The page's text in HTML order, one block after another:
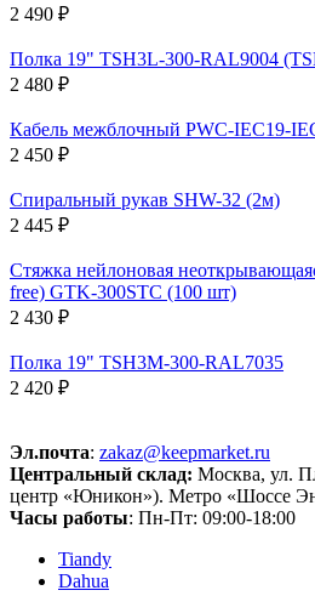
2 490 ₽
Полка 19" TSH3L-300-RAL9004
2 480 ₽
Кабель межблочный PWC-IEC19-
2 450 ₽
Спиральный рукав SHW-32 (2м)
2 445 ₽
Стяжка нейлоновая
free) GTK-300STC (100 шт)
2 430 ₽
Полка 19" TSH3M-300-RAL7035
2 420 ₽
Эл.почта: zakaz@keepmarket.ru
Центральный склад: Москва, ул.
центр «Юникон»). Метро «Шоссе
Часы работы: Пн-Пт: 09:00-18:00
Tiandy
Dahua